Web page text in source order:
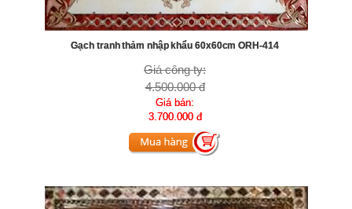
Gạch tranh thảm nhập khẩu 60x60cm ORH-414
Giá công ty:
4.500.000 đ
Giá bán:
3.700.000 đ